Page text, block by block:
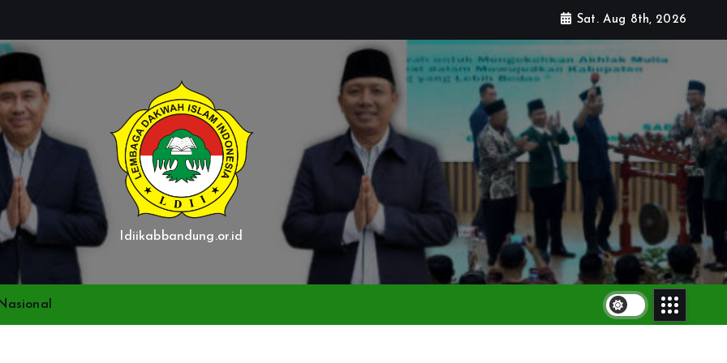
Sat. Aug 8th, 2026
ldiikabbandung.or.id
Nasional